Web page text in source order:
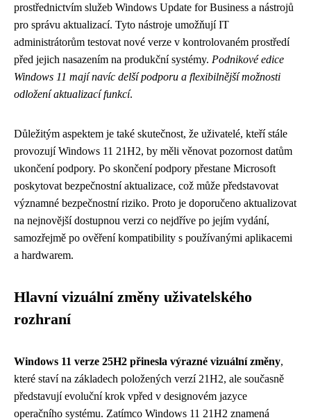
prostřednictvím služeb Windows Update for Business a nástrojů
pro správu aktualizací. Tyto nástroje umožňují IT
administrátorům testovat nové verze v kontrolovaném prostředí
před jejich nasazením na produkční systémy. Podnikové edice
Windows 11 mají navíc delší podporu a flexibilnější možnosti
odložení aktualizací funkcí.
Důležitým aspektem je také skutečnost, že uživatelé, kteří stále
provozují Windows 11 21H2, by měli věnovat pozornost datům
ukončení podpory. Po skončení podpory přestane Microsoft
poskytovat bezpečnostní aktualizace, což může představovat
významné bezpečnostní riziko. Proto je doporučeno aktualizovat
na nejnovější dostupnou verzi co nejdříve po jejím vydání,
samozřejmě po ověření kompatibility s používanými aplikacemi
a hardwarem.
Hlavní vizuální změny uživatelského
rozhraní
Windows 11 verze 25H2 přinesla výrazné vizuální změny,
které staví na základech položených verzí 21H2, ale současně
představují evoluční krok vpřed v designovém jazyce
operačního systému. Zatímco Windows 11 21H2 znamená